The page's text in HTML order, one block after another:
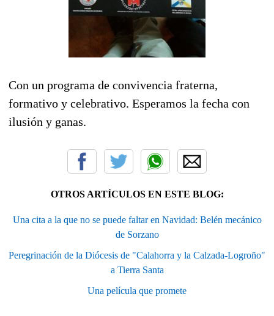
Con un programa de convivencia fraterna,
formativo y celebrativo. Esperamos la fecha con
ilusión y ganas.
OTROS ARTÍCULOS EN ESTE BLOG:
Una cita a la que no se puede faltar en Navidad: Belén mecánico
de Sorzano
Peregrinación de la Diócesis de "Calahorra y la Calzada-Logroño"
a Tierra Santa
Una película que promete